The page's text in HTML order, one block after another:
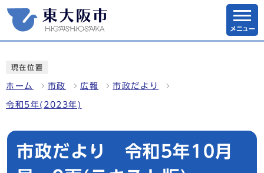
メニュー
現在位置
ホーム 市政 広報 市政だより
令和5年(2023年)
市政だより 令和5年10月